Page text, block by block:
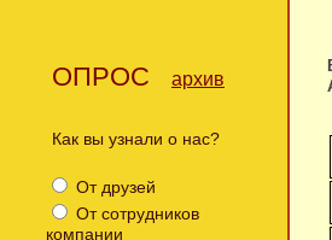
ОПРОС архив
Как вы узнали о нас?
От друзей
От сотрудников
компании